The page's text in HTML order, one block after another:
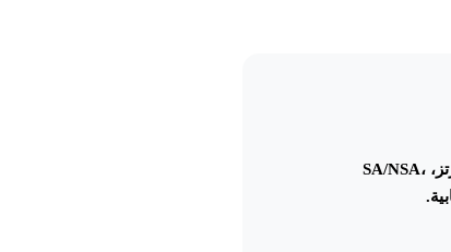
وحدة خارجية بتقنية الجيل الخامس، سرعة التنزيل 4.76 جيجا هرتز / سرعة الرفع 1.25 جيجا هرتز، SA/NSA،